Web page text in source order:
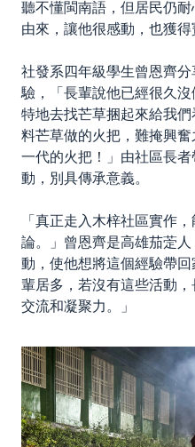
聽不懂閩南語，但居民仍
由來，讓他很感動，也獲得
社發系四年級學生曾恩齊
驗，「長輩說他已經很久
特地去找芒草捆起來給我
料芒草做的火把，難掩興
一代的火把！」由社區長
動，別具傳承意義。
「真正走入木梓社區實作
論。」曾恩齊是高雄茄萣
動，使他想將這個經驗帶
輩居多，若沒有這些活動
交流和凝聚力。」